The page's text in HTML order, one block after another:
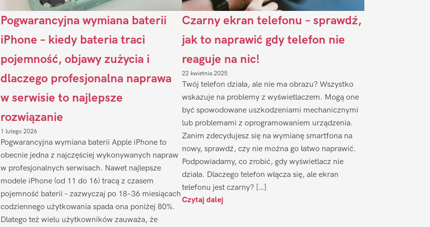
Pogwarancyjna wymiana baterii
iPhone – kiedy bateria traci
pojemność, objawy zużycia i
dlaczego profesjonalna naprawa
w serwisie to najlepsze
rozwiązanie
1 lutego 2026
Pogwarancyjna wymiana baterii Apple iPhone to
obecnie jedna z najczęściej wykonywanych napraw
w profesjonalnych serwisach. Nawet najlepsze
modele iPhone (od 11 do 16) tracą z czasem
pojemność baterii – zazwyczaj po 18–36 miesiącach
codziennego użytkowania spada ona poniżej 80%.
Dlatego też wielu użytkowników zauważa, że
Czarny ekran telefonu – sprawdź,
jak to naprawić gdy telefon nie
reaguje na nic!
22 kwietnia 2025
Twój telefon działa, ale nie ma obrazu? Wszystko
wskazuje na problemy z wyświetlaczem. Mogą one
być spowodowane uszkodzeniami mechanicznymi
lub problemami z oprogramowaniem urządzenia.
Zanim zdecydujesz się na wymianę smartfona na
nowy, sprawdź, czy nie można go łatwo naprawić.
Podpowiadamy, co zrobić, gdy wyświetlacz nie
działa. Dlaczego telefon włącza się, ale ekran
telefonu jest czarny? […]
Czytaj dalej